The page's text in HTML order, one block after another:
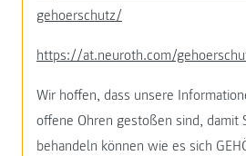
gehoerschutz/
https://at.neuroth.com/
Wir hoffen, dass unsere
offene Ohren gestoßen sind, damit
behandeln können wie es sich